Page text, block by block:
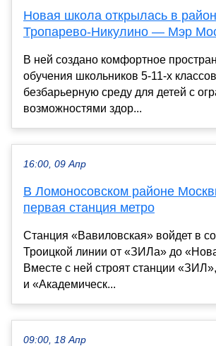
Новая школа открылась в
Тропарево-Никулино — Мэр
В ней создано комфортное
обучения школьников 5-11-х
безбарьерную среду для детей с
возможностями здор...
16:00, 09 Апр
В Ломоносовском районе
первая станция метро
Станция «Вавиловская» войдет в
Троицкой линии от «ЗИЛа» до
Вместе с ней строят станции
и «Академическ...
09:00, 18 Апр